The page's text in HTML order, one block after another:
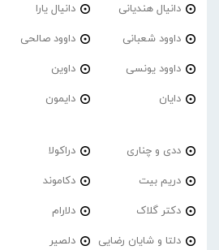
دانیال هندیانی دانیال یارا
داوود شعبانی داوود صالحی
داوود یونسی داوین
دایان دایمون
ددی و چناری دراکولا
دریم بیت دکاموند
دکتر گلاک دلارام
دلتا و شایان رضایی دلصیر